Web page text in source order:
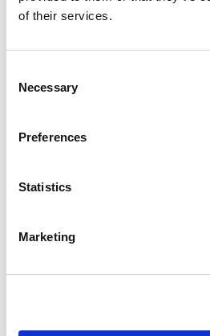
of their services.
Selection
Necessary
Preferences
Statistics
Marketing